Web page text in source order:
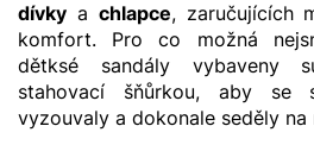
dívky a chlapce, zaručujících
komfort. Pro co možná
dětksé sandály vybaveny
stahovací šňůrkou, aby se
vyzouvaly a dokonale seděly